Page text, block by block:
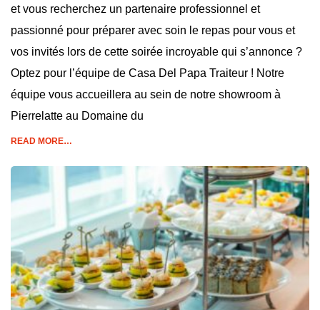
et vous recherchez un partenaire professionnel et
passionné pour préparer avec soin le repas pour vous et
vos invités lors de cette soirée incroyable qui s’annonce ?
Optez pour l’équipe de Casa Del Papa Traiteur ! Notre
équipe vous accueillera au sein de notre showroom à
Pierrelatte au Domaine du
READ MORE…